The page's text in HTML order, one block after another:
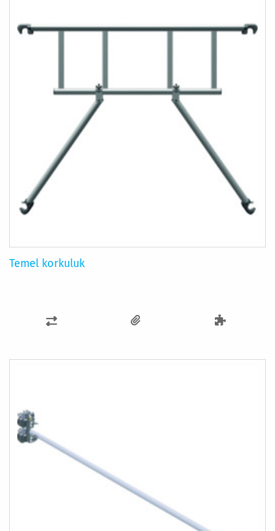
Temel korkuluk
KARŞILAŞTIRMA
EKLE